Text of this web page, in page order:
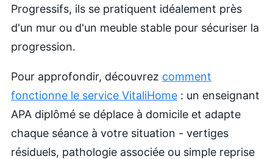
Progressifs, ils se pratiquent idéalement près
d'un mur ou d'un meuble stable pour sécuriser la
progression.
Pour approfondir, découvrez comment
fonctionne le service VitaliHome : un enseignant
APA diplômé se déplace à domicile et adapte
chaque séance à votre situation - vertiges
résiduels, pathologie associée ou simple reprise